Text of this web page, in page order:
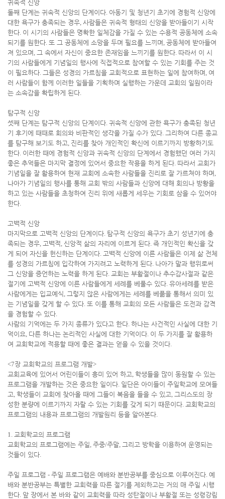
귀속적 신앙
둘째 단계는 귀속적 신앙의 단계이다. 아동기 및 청년기 초기에 경험적 신앙에
대한 욕구가 충족되는 경우, 사람들은 귀속적 형태의 신앙을 받아들이기 시작
한다. 이 시기의 사람들은 명확한 일체감을 가질 수 있는 수용적 공동체에 소속
되기를 원한다. 또 그 공동체에 소망을 두며 필요를 느끼며 , 공동체에 받아들여
져 있으며 , 그 속에서 자신이 중요한 존재임을 느끼기를 원한다. 따라서 이 시
기의 사람들에게 기념일의 행사에 직접적으로 참여할 수 있는 기회를 주는 것
이 필요하다. 그들은 성경의 가르침을 교회적으로 표현하는 일에 참여하며 , 여
러 사람들이 함께 이러한 일들을 기획하며 실행하는 가운데 교회의 일원이라
는 소속감을 확립하게 된다.
탐구적 신앙
셋째 단계는 탐구적 신앙의 단계이다. 귀속적 신앙에 관한 욕구가 충족된 청년
기 후기에 때때로 회의와 비판적인 생각을 가질 수가 있다. 그리하여 다른 종교
를 탐구해 보기도 하고, 진리를 찾아 개인적인 확신에 이르기까지 방황하기도
한다. 이러한 때에 경험적 신앙과 귀속적 신앙의 단계에서 경험했던 여러 가지
좋은 추억들은 마지막 결정에 있어서 중요한 작용을 하게 된다. 따라서 교회가
기념일을 잘 활용하여 현재 교회에 소속한 사람들을 진리로 잘 가르쳐야 하며 ,
나아가 기념일의 행사를 통해 교회 밖의 사람들과 신앙에 대해 회의나 방황을
하고 있는 사람들을 초청하여 진리 위에 새롭게 세우는 기회로 삼을 수 있어야
한다.
고백적 신앙
마지막으로 고백적 신앙의 단계이다. 탐구적 신앙의 욕구가 초기 성년기에 충
족되는 경우, 고백적, 신앙적 삶의 자리에 이르게 된다. 즉 개인적인 확신을 갖
게 되어 자신을 헌신하는 단계이다. 고백적 신앙에 이른 사람들은 이제 삶 전체
를 성경의 가르침에 입각하여 가지려고 노력하게 된다. 나아가 말과 행위로써
그 신앙을 증언하는 노력을 하게 된다. 교회는 부활절이나 추수감사절과 같은
절기에 고백적 신앙에 이른 사람들에게 세례를 베풀수 있다. 유아세례를 받은
사람에게는 입교예식, 그렇지 않은 사람에게는 세례를 베풂을 통해서 의미 있
는 기념일을 갖게 할 수 있다. 또 이를 통해 교회의 모든 사람들은 도전과 감격
을 경험할 수 있다.
사람의 기억에는 두 가지 종류가 있다고 한다. 하나는 사건적인 사실에 대한 기
억이요, 다른 하나는 논리적인 사실에 대한 기억이다. 이 두 가지를 잘 활용하
여 교회학교에 적용할 때에 좋은 결과는 얻을 수 있을 것이다.
<7장 교회학교의 프로그램 개발>
교회교육에 있어서 어린이들이 흥미 있어 하고, 학생들을 많이 동원할 수 있는
프로그램을 개발하는 것은 중요한 일이다. 일단은 아이들이 주일학교에 모여들
고, 학생들이 교회에 찾아올 때에 그들이 복음을 들을 수 있고, 그리스도의 장
성한 분량에 이르기까지 자랄 수 있는 기회를 갖게 되기 때문이다. 교회학교의
프로그램의 내용과 프로그램의 개발원리 등을 알아본다.
1. 교회학교의 프로그램
교회학교의 프로그램에는 주일, 주중/주말, 그리고 방학을 이용하여 운영되는
것들이 있다.
주일 프로그램 - 주일 프로그램은 예배와 분반공부를 중심으로 이루어진다. 예
배와 분반공부는 특별한 교회력을 따른 절기를 제외하고는 거의 매 주일 시행
한다. 앞 장에서 본 바와 같이 교회력을 따라 성탄절이나 부활절 또는 성령강림